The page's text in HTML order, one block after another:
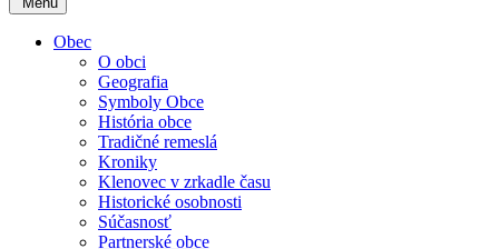
Obec
O obci
Geografia
Symboly Obce
História obce
Tradičné remeslá
Kroniky
Klenovec v zrkadle času
Historické osobnosti
Súčasnosť
Partnerské obce